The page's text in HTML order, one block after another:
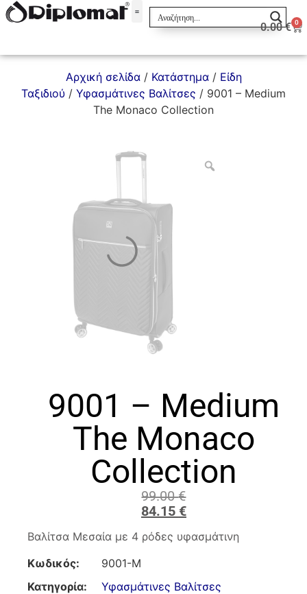
0.00€ 0
Αρχική σελίδα/ Κατάστημα/ Είδη
Ταξιδιού / Υφασμάτινες Βαλίτσες / 9001 – Medium
The Monaco Collection
9001 – Medium
The Monaco
Collection
99.00€
84.15 €
Βαλίτσα Μεσαία με 4 ρόδες υφασμάτινη
Κωδικός:
9001-M
Κατηγορία:
Υφασμάτινες Βαλίτσες